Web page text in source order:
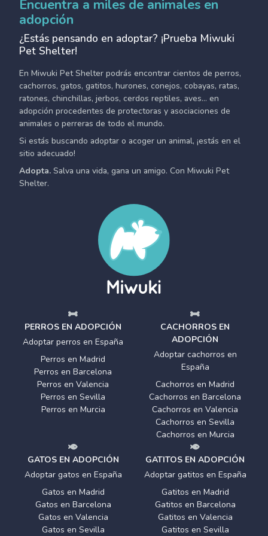
Encuentra a miles de animales en
adopción
¿Estás pensando en adoptar? ¡Prueba Miwuki
Pet Shelter!
En Miwuki Pet Shelter podrás encontrar cientos de perros,
cachorros, gatos, gatitos, hurones, conejos, cobayas, ratas,
ratones, chinchillas, jerbos, cerdos reptiles, aves... en
adopción procedentes de protectoras y asociaciones de
animales o perreras de todo el mundo.
Si estás buscando adoptar o acoger un animal, ¡estás en el
sitio adecuado!
Adopta. Salva una vida, gana un amigo. Con Miwuki Pet
Shelter.
PERROS EN ADOPCIÓN
Adoptar perros en España
Perros en Madrid
Perros en Barcelona
Perros en Valencia
Perros en Sevilla
Perros en Murcia
CACHORROS EN
ADOPCIÓN
Adoptar cachorros en
España
Cachorros en Madrid
Cachorros en Barcelona
Cachorros en Valencia
Cachorros en Sevilla
Cachorros en Murcia
GATOS EN ADOPCIÓN
Adoptar gatos en España
Gatos en Madrid
Gatos en Barcelona
Gatos en Valencia
Gatos en Sevilla
GATITOS EN ADOPCIÓN
Adoptar gatitos en España
Gatitos en Madrid
Gatitos en Barcelona
Gatitos en Valencia
Gatitos en Sevilla